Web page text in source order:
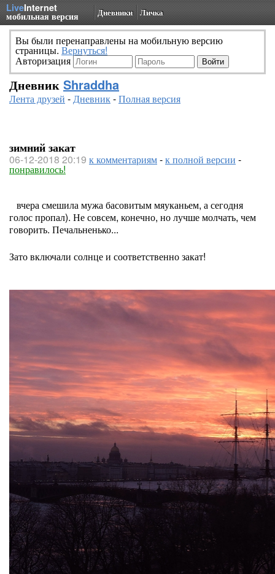
LiveInternet
мобильная версия Дневники Личка
Вы были перенаправлены на мобильную версию
страницы. Вернуться!
Авторизация
Дневник Shraddha
Лента друзей -Дневник-Полная версия
зимний закат
06-12-2018 20:19 к комментариям-к полной версии -
понравилось!
вчера смешила мужа басовитым мяуканьем, а сегодня
голос пропал). Не совсем, конечно, но лучше молчать, чем
говорить. Печальненько...
Зато включали солнце и соответственно закат!